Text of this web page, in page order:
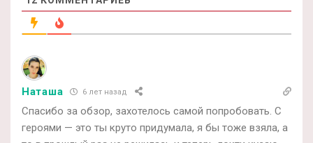
Наташа 6 лет назад
Спасибо за обзор, захотелось самой попробовать. С
героями — это ты круто придумала, я бы тоже взяла, а